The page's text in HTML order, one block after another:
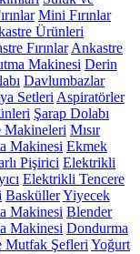
Mini Fırınlar
Ürünleri
Fırınlar Ankastre
Makinesi Derin
Davlumbazlar
Setleri Aspiratörler
Şarap Dolabı
Makineleri Mısır
Makinesi Ekmek
Pişirici Elektrikli
Elektrikli Tencere
BasküllerYiyecek
Makinesi Blender
Makinesi Dondurma
Mutfak Şefleri Yoğurt